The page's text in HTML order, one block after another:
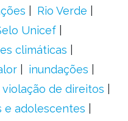
Rio Verde
Unicef
climáticas
inundações
violação de direitos
e adolescentes